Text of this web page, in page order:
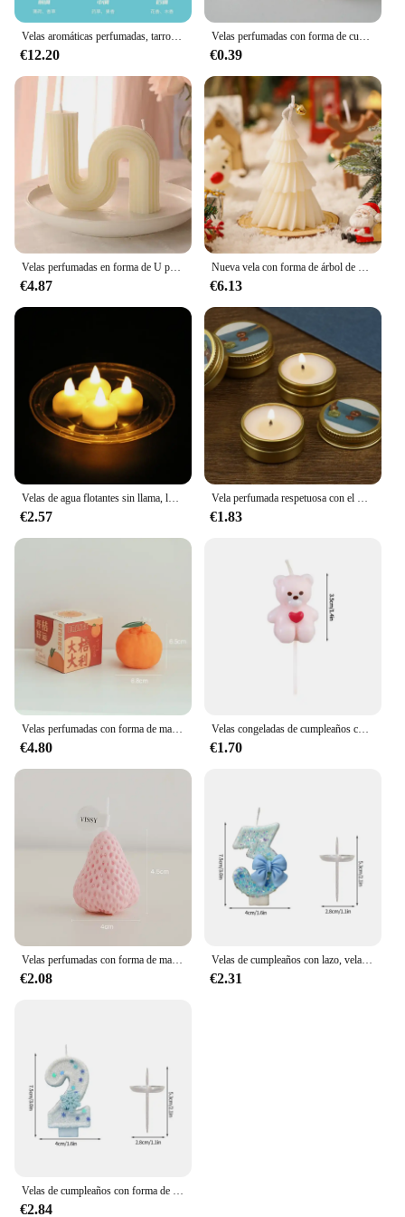
Velas aromáticas perfumadas, tarros de hojalata, velas, decoración del hogar, tarros de velas con tapa, venta al por mayor, Velas Aromaticas Perfumadas
€12.20
Velas perfumadas con forma de cubo Ins, Decoración del hogar, arte de aromaterapia, Mini vela con fecha para habitación, regalo de Decoración de boda, cera de parafina
€0.39
Velas perfumadas en forma de U para decoración del hogar, vela geométrica de puente arcoíris, decoración de habitación, Velas de Aroma decorativas para habitación, nuevas
€4.87
Nueva vela con forma de árbol de Navidad, vela de aromaterapia, velas perfumadas de Navidad, velas hechas a mano, regalo, decoración del hogar, vela de navidad
€6.13
Velas de agua flotantes sin llama, luz LED parpadeante, Lámpara electrónica romántica para boda, fiesta, bañera, piscina, Velas Decorativas
€2.57
Vela perfumada respetuosa con el medio ambiente, vela de aromaterapia para sellado de cera Natural, decoración de velas, accesorio de sello de sellado DIY
€1.83
Velas perfumadas con forma de mandarina para decoración del hogar, accesorio de tiro de recuerdo, adorno de aromaterapia, Velas perfumadas de naranja feo
€4.80
Velas congeladas de cumpleaños con copos de nieve azules, vela para pastel con números de 0 a 9, adorno para tarta de princesa, decoración para fiesta de cumpleaños, velas decorativas
€1.70
Velas perfumadas con forma de mandarina creativa para decoración del hogar, adorno de utilería de tiro de recuerdo de fresa de fruta, Velas perfumadas de naranja
€2.08
Velas de cumpleaños con lazo, vela con número, vela para pastel, decoración para fiesta de Baby Shower, decoración para tarta, decoración de aniversario, velas cumpleaños
€2.31
Velas de cumpleaños con forma de copo de nieve, vela decorativa con número de lazo y flores para pastel, decoración para Baby Shower, velas para cumpleaños
€2.84